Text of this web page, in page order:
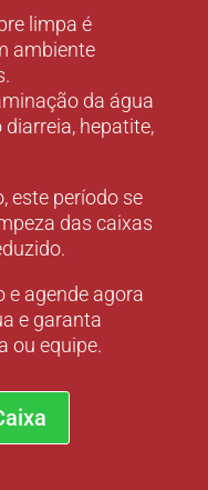
limpa é
ambiente
da água
hepatite,
este período se
das caixas
e agende agora
e garanta
ou equipe.